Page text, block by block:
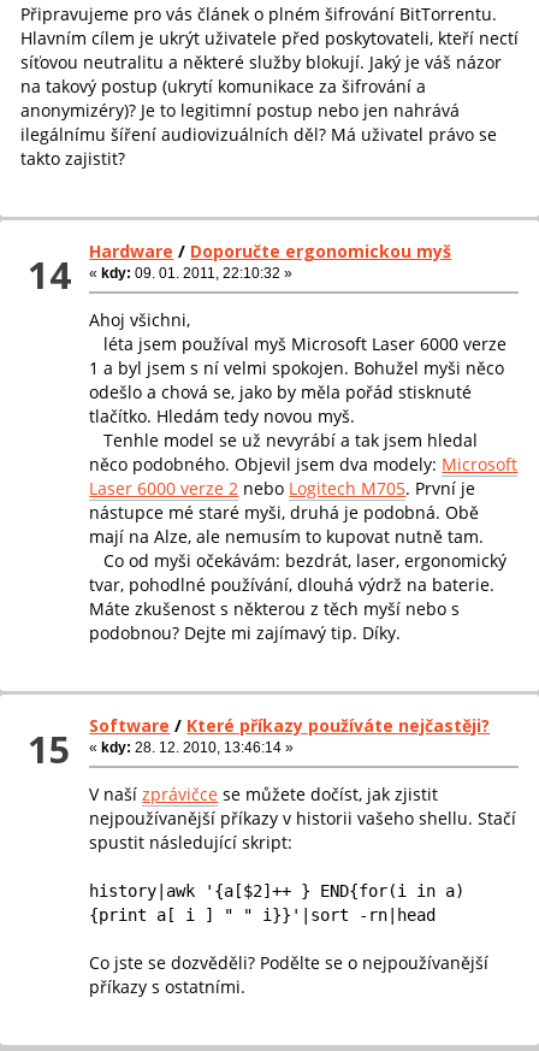
Připravujeme pro vás článek o plném šifrování BitTorrentu.
Hlavním cílem je ukrýt uživatele před poskytovateli, kteří nectí
síťovou neutralitu a některé služby blokují. Jaký je váš názor
na takový postup (ukrytí komunikace za šifrování a
anonymizéry)? Je to legitimní postup nebo jen nahrává
ilegálnímu šíření audiovizuálních děl? Má uživatel právo se
takto zajistit?
14 Hardware / Doporučte ergonomickou myš
«kdy: 09. 01. 2011, 22:10:32 »
Ahoj všichni,
léta jsem používal myš Microsoft Laser 6000 verze
1 a byl jsem s ní velmi spokojen. Bohužel myši něco
odešlo a chová se, jako by měla pořád stisknuté
tlačítko. Hledám tedy novou myš.
Tenhle model se už nevyrábí a tak jsem hledal
něco podobného. Objevil jsem dva modely: Microsoft
Laser 6000 verze 2 nebo Logitech M705. První je
nástupce mé staré myši, druhá je podobná. Obě
mají na Alze, ale nemusím to kupovat nutně tam.
Co od myši očekávám: bezdrát, laser, ergonomický
tvar, pohodlné používání, dlouhá výdrž na baterie.
Máte zkušenost s některou z těch myší nebo s
podobnou? Dejte mi zajímavý tip. Díky.
15 Software / Které příkazy používáte nejčastěji?
«kdy: 28. 12. 2010, 13:46:14 »
V našízprávičce se můžete dočíst, jak zjistit
nejpoužívanější příkazy v historii vašeho shellu. Stačí
spustit následující skript:
history|awk '{a[$2]++ } END{for(i in a)
{print a[ i ] " " i}}'|sort -rn|head
Co jste se dozvěděli? Podělte se o nejpoužívanější
příkazy s ostatními.